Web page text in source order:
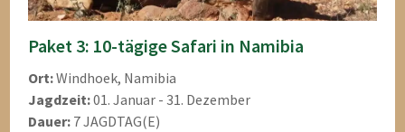
Paket 3: 10-tägige Safari in Namibia
Ort:Windhoek, Namibia
Jagdzeit:01. Januar - 31. Dezember
Dauer: 7 JAGDTAG(E)